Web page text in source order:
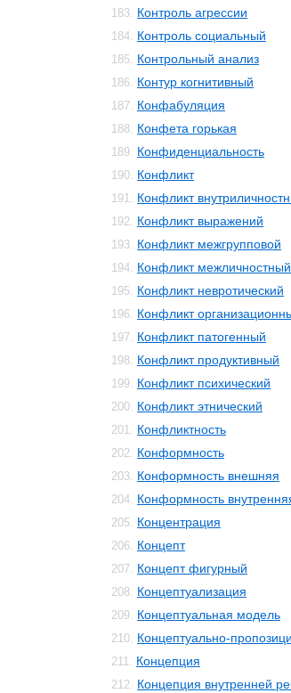
183. Контроль агрессии
184. Контроль социальный
185. Контрольный анализ
186. Контур когнитивный
187. Конфабуляция
188. Конфета горькая
189. Конфиденциальность
190. Конфликт
191. Конфликт
192. Конфликт выражений
193. Конфликт межгрупповой
194. Конфликт межличностный
195. Конфликт невротический
196. Конфликт
197. Конфликт патогенный
198. Конфликт продуктивный
199. Конфликт психический
200. Конфликт этнический
201. Конфликтность
202. Конформность
203. Конформность внешняя
204. Конформность
205. Концентрация
206. Концепт
207. Концепт фигурный
208. Концептуализация
209. Концептуальная модель
210. Концептуально-
211. Концепция
212. Концепция внутренней